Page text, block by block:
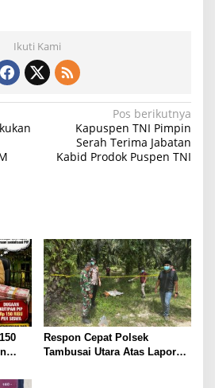
Ikuti Kami
Pos berikutnya
Kapuspen TNI Pimpin
Serah Terima Jabatan
Kabid Prodok Puspen TNI
Respon Cepat Polsek
Tambusai Utara Atas Laporan